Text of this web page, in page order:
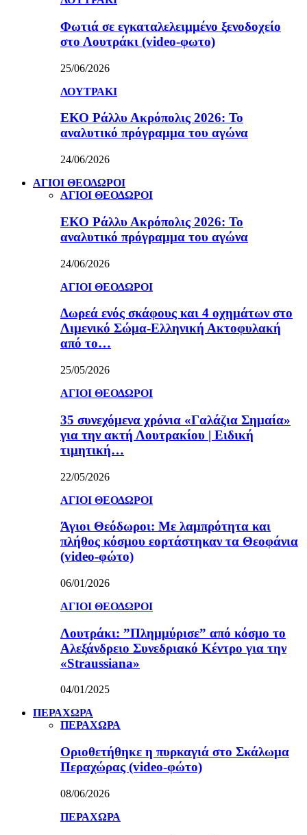
Φωτιά σε εγκαταλελειμμένο ξενοδοχείο
στο Λουτράκι (video-φωτο)
25/06/2026
ΛΟΥΤΡΑΚΙ
ΕΚΟ Ράλλυ Ακρόπολις 2026: Το
αναλυτικό πρόγραμμα του αγώνα
24/06/2026
ΑΓΙΟΙ ΘΕΟΔΩΡΟΙ
ΑΓΙΟΙ ΘΕΟΔΩΡΟΙ
ΕΚΟ Ράλλυ Ακρόπολις 2026: Το
αναλυτικό πρόγραμμα του αγώνα
24/06/2026
ΑΓΙΟΙ ΘΕΟΔΩΡΟΙ
Δωρεά ενός σκάφους και 4 οχημάτων στο
Λιμενικό Σώμα-Ελληνική Ακτοφυλακή
από το…
25/05/2026
ΑΓΙΟΙ ΘΕΟΔΩΡΟΙ
35 συνεχόμενα χρόνια «Γαλάζια Σημαία»
για την ακτή Λουτρακίου | Ειδική
τιμητική…
22/05/2026
ΑΓΙΟΙ ΘΕΟΔΩΡΟΙ
Άγιοι Θεόδωροι: Με λαμπρότητα και
πλήθος κόσμου εορτάστηκαν τα Θεοφάνια
(video-φώτο)
06/01/2026
ΑΓΙΟΙ ΘΕΟΔΩΡΟΙ
Λουτράκι: ”Πλημμύρισε” από κόσμο το
Αλεξάνδρειο Συνεδριακό Κέντρο για την
«Straussiana»
04/01/2025
ΠΕΡΑΧΩΡΑ
ΠΕΡΑΧΩΡΑ
Οριοθετήθηκε η πυρκαγιά στο Σκάλωμα
Περαχώρας (video-φώτο)
08/06/2026
ΠΕΡΑΧΩΡΑ